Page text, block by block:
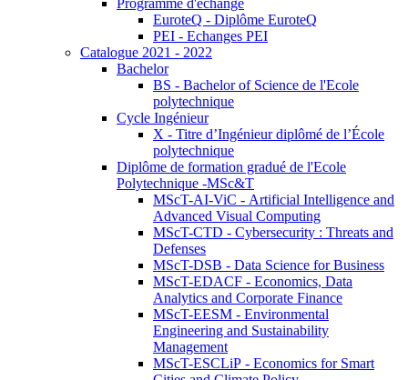
Programme d'échange
EuroteQ - Diplôme EuroteQ
PEI - Echanges PEI
Catalogue 2021 - 2022
Bachelor
BS - Bachelor of Science de l'Ecole
polytechnique
Cycle Ingénieur
X - Titre d’Ingénieur diplômé de l’École
polytechnique
Diplôme de formation gradué de l'Ecole
Polytechnique -MSc&T
MScT-AI-ViC - Artificial Intelligence and
Advanced Visual Computing
MScT-CTD - Cybersecurity : Threats and
Defenses
MScT-DSB - Data Science for Business
MScT-EDACF - Economics, Data
Analytics and Corporate Finance
MScT-EESM - Environmental
Engineering and Sustainability
Management
MScT-ESCLiP - Economics for Smart